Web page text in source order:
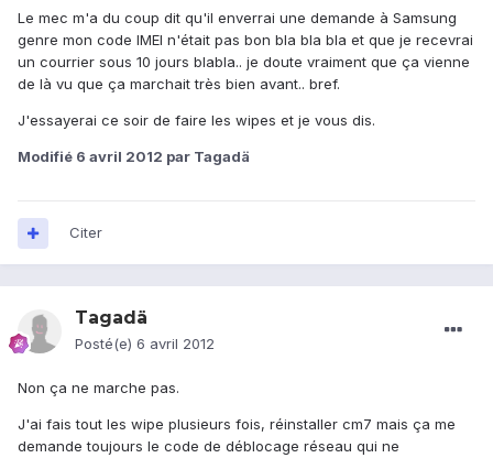
Le mec m'a du coup dit qu'il enverrai une demande à Samsung
genre mon code IMEI n'était pas bon bla bla bla et que je recevrai
un courrier sous 10 jours blabla.. je doute vraiment que ça vienne
de là vu que ça marchait très bien avant.. bref.
J'essayerai ce soir de faire les wipes et je vous dis.
Modifié 6 avril 2012 par Tagadä
Citer
Tagadä
Posté(e) 6 avril 2012
Non ça ne marche pas.
J'ai fais tout les wipe plusieurs fois, réinstaller cm7 mais ça me
demande toujours le code de déblocage réseau qui ne